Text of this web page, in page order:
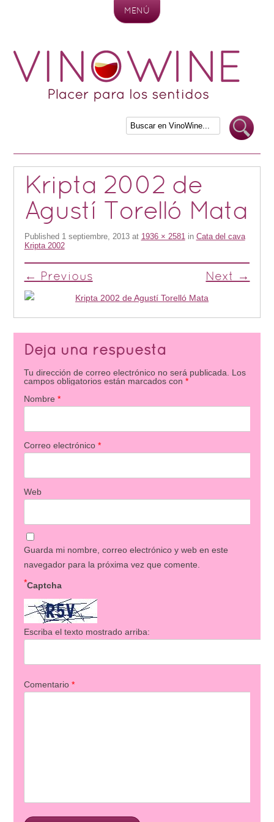
MENÚ
Kripta 2002 de
Agustí Torelló Mata
Published 1 septiembre, 2013at 1936 × 2581in Cata del cava
Kripta 2002
← Previous Next →
Deja una respuesta
Tu dirección de correo electrónico no será publicada. Los
campos obligatorios están marcados con *
Nombre *
Correo electrónico *
Web
Guarda mi nombre, correo electrónico y web en este
navegador para la próxima vez que comente.
Captcha
*
Escriba el texto mostrado arriba:
Comentario *